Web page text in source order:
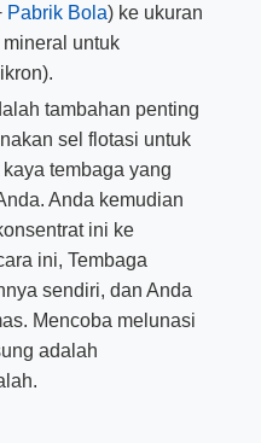
Pabrik Bola) ke ukuran
untuk
tambahan penting
sel flotasi untuk
tembaga yang
Anda kemudian
ini ke
ini, Tembaga
sendiri, dan Anda
Mencoba melunasi
adalah